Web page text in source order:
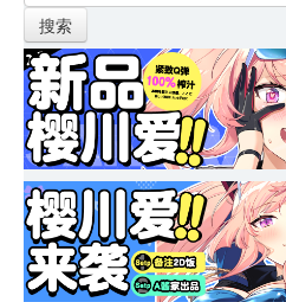
下资源
目录
本月新作
站内动态
小组
KF Online